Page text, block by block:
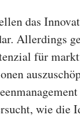
das
Allerdings
für
wie die